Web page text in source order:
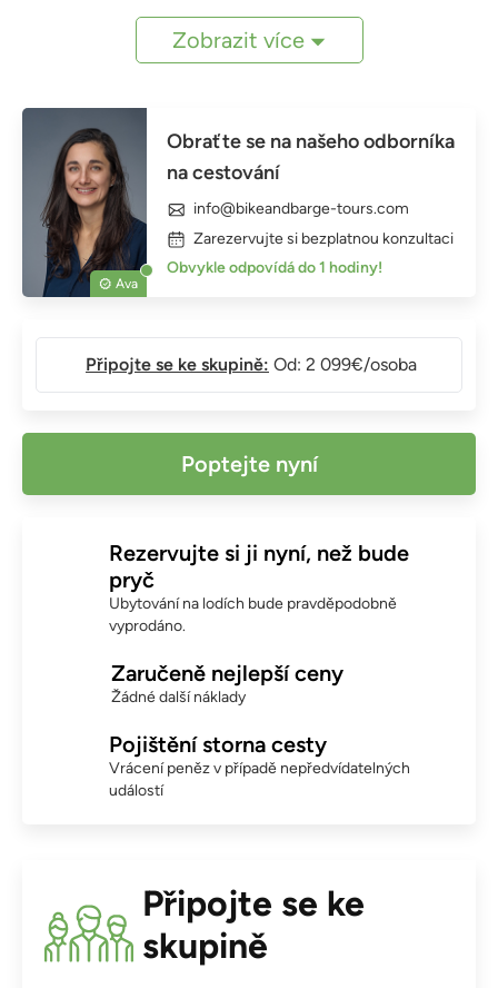
Zobrazit více
Ava
Obraťte se na našeho odborníka
na cestování
info@bikeandbarge-tours.com
Zarezervujte si bezplatnou konzultaci
Obvykle odpovídá do 1 hodiny!
Připojte se ke skupině: Od: 2 099€/osoba
Poptejte nyní
Rezervujte si ji nyní, než bude
pryč
Ubytování na lodích bude pravděpodobně
vyprodáno.
Zaručeně nejlepší ceny
Žádné další náklady
Pojištění storna cesty
Vrácení peněz v případě nepředvídatelných
událostí
Připojte se ke
skupině